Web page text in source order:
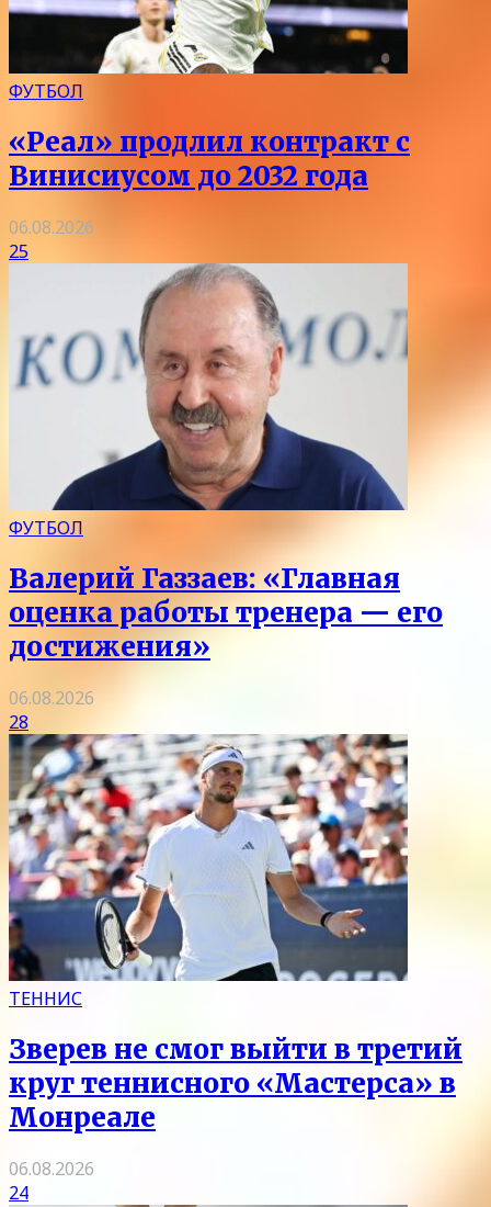
ФУТБОЛ
«Реал» продлил контракт с
Винисиусом до 2032 года
06.08.2026
25
ФУТБОЛ
Валерий Газзаев: «Главная
оценка работы тренера — его
достижения»
06.08.2026
28
ТЕННИС
Зверев не смог выйти в третий
круг теннисного «Мастерса» в
Монреале
06.08.2026
24